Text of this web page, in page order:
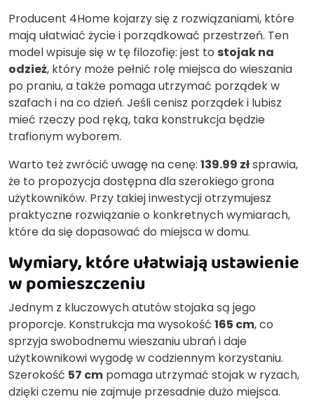
Producent 4Home kojarzy się z rozwiązaniami, które
mają ułatwiać życie i porządkować przestrzeń. Ten
model wpisuje się w tę filozofię: jest to stojak na
odzież, który może pełnić rolę miejsca do wieszania
po praniu, a także pomaga utrzymać porządek w
szafach i na co dzień. Jeśli cenisz porządek i lubisz
mieć rzeczy pod ręką, taka konstrukcja będzie
trafionym wyborem.
Warto też zwrócić uwagę na cenę: 139.99 złsprawia,
że to propozycja dostępna dla szerokiego grona
użytkowników. Przy takiej inwestycji otrzymujesz
praktyczne rozwiązanie o konkretnych wymiarach,
które da się dopasować do miejsca w domu.
Wymiary, które ułatwiają ustawienie
w pomieszczeniu
Jednym z kluczowych atutów stojaka są jego
proporcje. Konstrukcja ma wysokość 165 cm, co
sprzyja swobodnemu wieszaniu ubrań i daje
użytkownikowi wygodę w codziennym korzystaniu.
Szerokość 57 cm pomaga utrzymać stojak w ryzach,
dzięki czemu nie zajmuje przesadnie dużo miejsca.